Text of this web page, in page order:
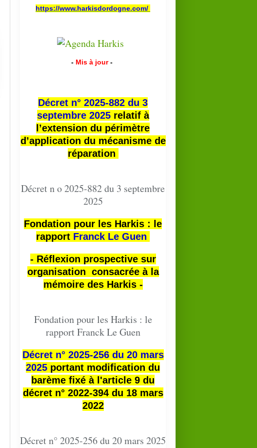
https://www.harkisdordogne.com/
- Mis à jour -
Décret n° 2025-882 du 3
septembre 2025relatif à
l’extension du périmètre
d’application du mécanisme de
réparation
Décret n o 2025-882 du 3 septembre
2025
Fondation pour les Harkis : le
rapport Franck Le Guen
- Réflexion prospective sur
organisation consacrée à la
mémoire des Harkis -
Fondation pour les Harkis : le
rapport Franck Le Guen
Décret n° 2025-256 du 20 mars
2025 portant modification du
barème fixé à l'article 9 du
décret n° 2022-394 du 18 mars
2022
Décret n° 2025-256 du 20 mars 2025